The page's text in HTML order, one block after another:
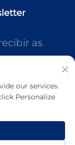
as
e
our services.
Personalize